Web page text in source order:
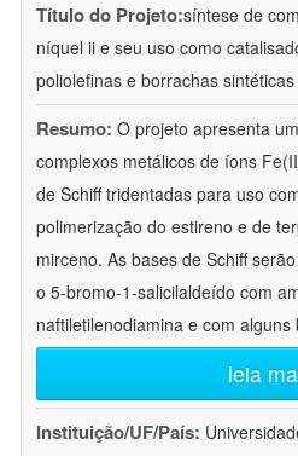
Título do Projeto:síntese de
níquel ii e seu uso como
poliolefinas e borrachas
Resumo: O projeto apresenta
complexos metálicos de íons
de Schiff tridentadas para uso
polimerização do estireno e de
mirceno. As bases de Schiff
o 5-bromo-1-salicilaldeído com
naftiletilenodiamina e com
leia
Instituição/UF/País: